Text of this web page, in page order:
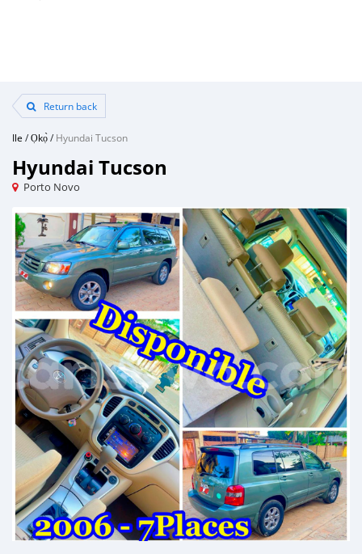
Return back
Ile /Ọkọ̀/Hyundai Tucson
Hyundai Tucson
Porto Novo